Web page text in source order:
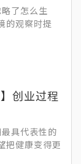
散不加，与境
然就会超标，
。
了怎么生
的观察时提
进步，反倒让
了更多的渴
创业过程
具代表性的
把健康变得更
质感，更是一